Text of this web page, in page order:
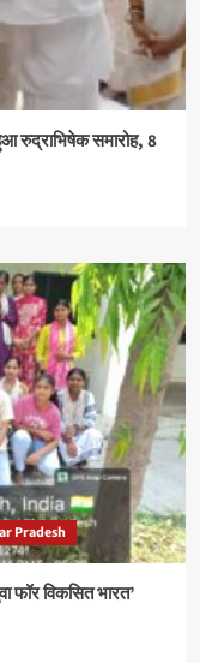
रुद्राभिषेक समारोह, 8
Pradesh
फॉर विकसित भारत’